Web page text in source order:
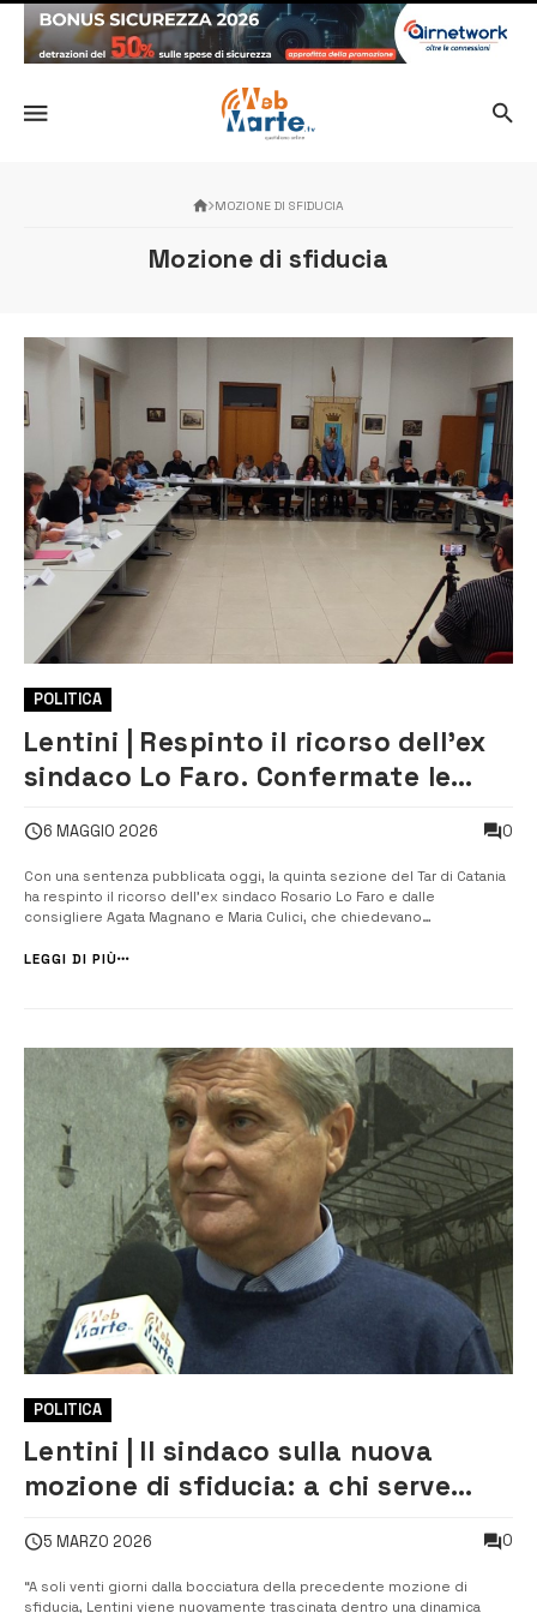
MOZIONE DI SFIDUCIA
Mozione di sfiducia
POLITICA
Lentini | Respinto il ricorso dell’ex
sindaco Lo Faro. Confermate le
6 MAGGIO 2026 0
Con una sentenza pubblicata oggi, la quinta sezione del Tar di Catania
ha respinto il ricorso dell’ex sindaco Rosario Lo Faro e dalle
consigliere Agata Magnano e Maria Culici, che chiedevano
16 marzo, nel corso della quale è stata votata la sfiducia al sindaco.
LEGGI DI PIÙ
POLITICA
Lentini | Il sindaco sulla nuova
mozione di sfiducia: a chi serve
5 MARZO 2026 0
“A soli venti giorni dalla bocciatura della precedente mozione di
sfiducia, Lentini viene nuovamente trascinata dentro una dinamica